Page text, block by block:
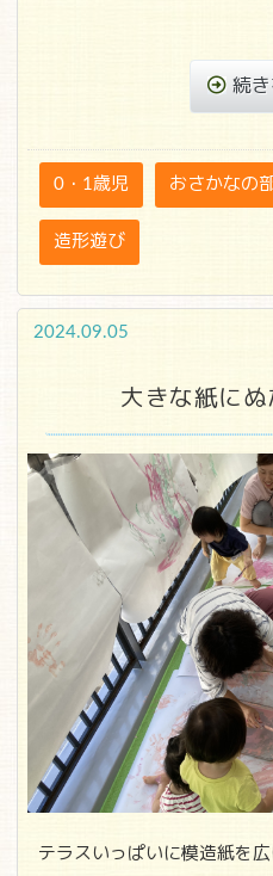
続
0・1歳児 おさかなの
造形遊び
2024.09.05
大きな紙にぬ
テラスいっぱいに模造紙を